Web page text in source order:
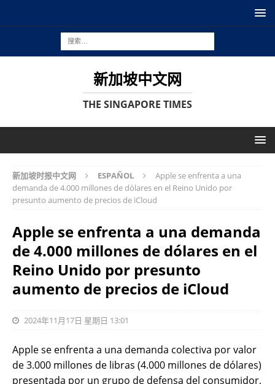
新加坡中文网
THE SINGAPORE TIMES
新加坡时报中文网 ESPAÑOL
Apple se enfrenta a una
demanda de 4.000 millones de dólares en el Reino Unido por
presunto aumento de precios de iCloud
Apple se enfrenta a una demanda
de 4.000 millones de dólares en el
Reino Unido por presunto
aumento de precios de iCloud
2024年11月17日 星期日 13:01
Apple se enfrenta a una demanda colectiva por valor
de 3.000 millones de libras (4.000 millones de dólares)
presentada por un grupo de defensa del consumidor,